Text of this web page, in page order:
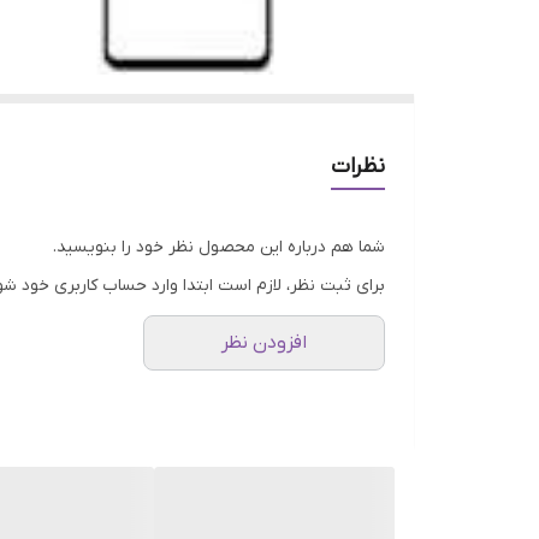
نظرات
شما هم درباره این محصول نظر خود را بنویسید.
برای ثبت نظر، لازم است ابتدا وارد حساب کاربری خود
افزودن نظر